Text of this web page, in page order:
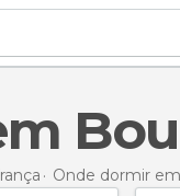
Onde dormir